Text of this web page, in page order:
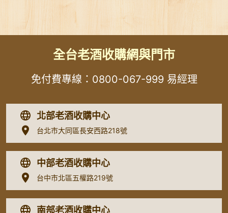
全台老酒收購網與門市
免付費專線： 0800-067-999易經理
北部老酒收購中心
台北市大同區長安西路218號
中部老酒收購中心
台中市北區五權路219號
南部老酒收購中心